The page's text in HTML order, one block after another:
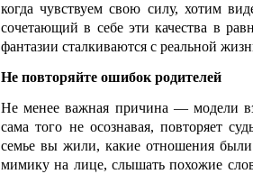
когда чувствуем свою силу, хотим
сочетающий в себе эти качества в
фантазии сталкиваются с реальной
Не повторяйте ошибок родителей
Не менее важная причина — модели
сама того не осознавая, повторяет
семье вы жили, какие отношения
мимику на лице, слышать похожие